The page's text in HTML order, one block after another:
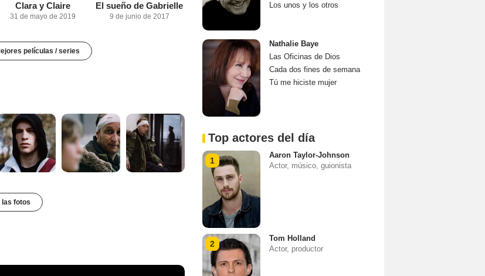
Clara y Claire
31 de mayo de 2019
El sueño de Gabrielle
9 de junio de 2017
películas / series
las fotos
Los unos y los otros
Nathalie Baye
Las Oficinas de Dios
Cada dos fines de semana
Tú me hiciste mujer
Top actores del día
1
Aaron Taylor-Johnson
Actor, músico, guionista
2
Tom Holland
Actor, productor